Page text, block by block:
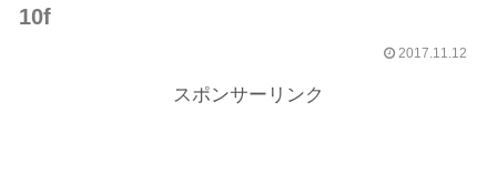
10f
2017.11.12
スポンサーリンク